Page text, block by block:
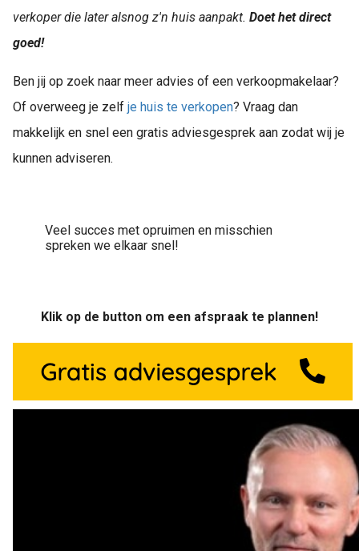
verkoper die later alsnog z'n huis aanpakt. Doet het direct
goed!
Ben jij op zoek naar meer advies of een verkoopmakelaar?
Of overweeg je zelf je huis te verkopen? Vraag dan
makkelijk en snel een gratis adviesgesprek aan zodat wij je
kunnen adviseren.
Veel succes met opruimen en misschien
spreken we elkaar snel!
Klik op de button om een afspraak te plannen!